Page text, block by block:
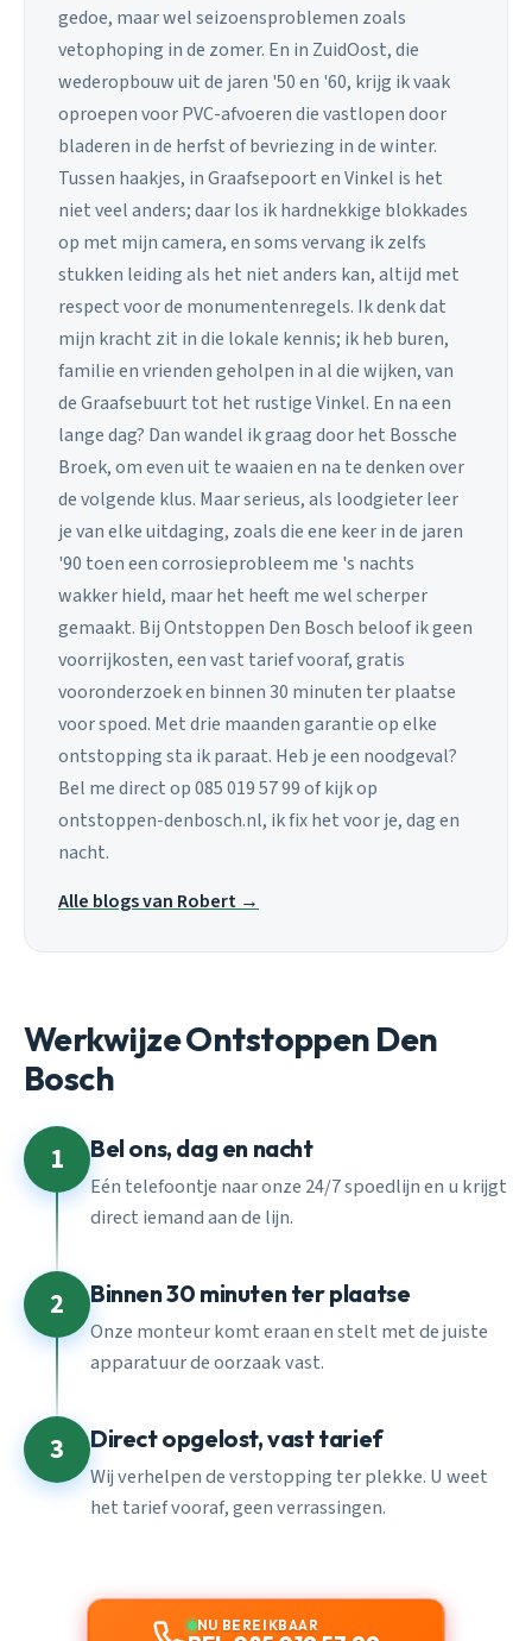
gedoe, maar wel seizoensproblemen zoals
vetophoping in de zomer. En in ZuidOost, die
wederopbouw uit de jaren '50 en '60, krijg ik vaak
oproepen voor PVC-afvoeren die vastlopen door
bladeren in de herfst of bevriezing in de winter.
Tussen haakjes, in Graafsepoort en Vinkel is het
niet veel anders; daar los ik hardnekkige blokkades
op met mijn camera, en soms vervang ik zelfs
stukken leiding als het niet anders kan, altijd met
respect voor de monumentenregels. Ik denk dat
mijn kracht zit in die lokale kennis; ik heb buren,
familie en vrienden geholpen in al die wijken, van
de Graafsebuurt tot het rustige Vinkel. En na een
lange dag? Dan wandel ik graag door het Bossche
Broek, om even uit te waaien en na te denken over
de volgende klus. Maar serieus, als loodgieter leer
je van elke uitdaging, zoals die ene keer in de jaren
'90 toen een corrosieprobleem me 's nachts
wakker hield, maar het heeft me wel scherper
gemaakt. Bij Ontstoppen Den Bosch beloof ik geen
voorrijkosten, een vast tarief vooraf, gratis
vooronderzoek en binnen 30 minuten ter plaatse
voor spoed. Met drie maanden garantie op elke
ontstopping sta ik paraat. Heb je een noodgeval?
Bel me direct op 085 019 57 99 of kijk op
ontstoppen-denbosch.nl, ik fix het voor je, dag en
nacht.
Alle blogs van Robert →
Werkwijze Ontstoppen Den
Bosch
1 Bel ons, dag en nacht
Eén telefoontje naar onze 24/7 spoedlijn en u krijgt
direct iemand aan de lijn.
2 Binnen 30 minuten ter plaatse
Onze monteur komt eraan en stelt met de juiste
apparatuur de oorzaak vast.
3 Direct opgelost, vast tarief
Wij verhelpen de verstopping ter plekke. U weet
het tarief vooraf, geen verrassingen.
NU BEREIKBAAR